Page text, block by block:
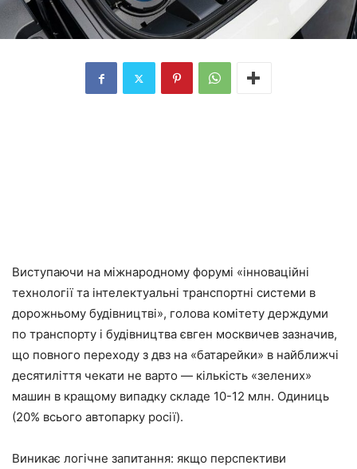
Виступаючи на міжнародному форумі «інноваційні
технології та інтелектуальні транспортні системи в
дорожньому будівництві», голова комітету держдуми
по транспорту і будівництва євген москвичев зазначив,
що повного переходу з двз на «батарейки» в найближчі
десятиліття чекати не варто — кількість «зелених»
машин в кращому випадку складе 10-12 млн. Одиниць
(20% всього автопарку росії).
Виникає логічне запитання: якщо перспективи